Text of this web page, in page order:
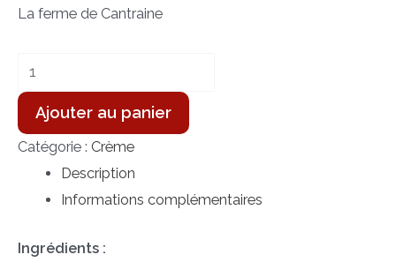
La ferme de Cantraine
Ajouter au panier
Catégorie : Crème
Description
Informations complémentaires
Ingrédients :